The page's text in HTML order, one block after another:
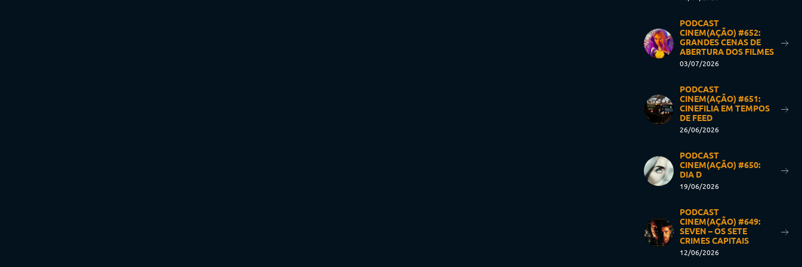
PODCAST
CINEM(AÇÃO) #652:
GRANDES CENAS DE
ABERTURA DOS FILMES
03/07/2026
PODCAST
CINEM(AÇÃO) #651:
CINEFILIA EM TEMPOS
DE FEED
26/06/2026
PODCAST
CINEM(AÇÃO) #650:
DIA D
19/06/2026
PODCAST
CINEM(AÇÃO) #649:
SEVEN – OS SETE
CRIMES CAPITAIS
12/06/2026